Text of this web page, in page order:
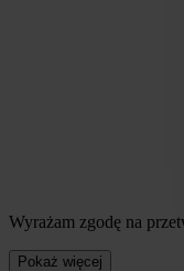
Wyrażam zgodę na
Pokaż więcej